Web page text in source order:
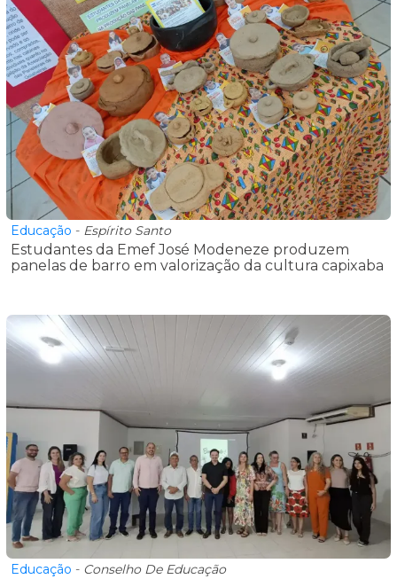
Educação - Espírito Santo
Estudantes da Emef José Modeneze produzem
panelas de barro em valorização da cultura capixaba
Educação - Conselho De Educação